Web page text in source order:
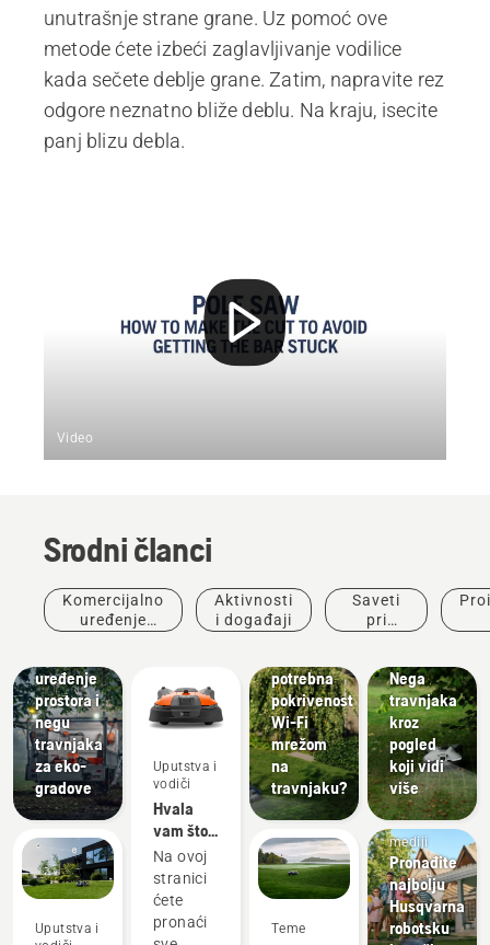
unutrašnje strane grane. Uz pomoć ove
metode ćete izbeći zaglavljivanje vodilice
kada sečete deblje grane. Zatim, napravite rez
odgore neznatno bliže deblu. Na kraju, isecite
panj blizu debla.
Video
Srodni članci
Komercijalno
uređenje
Aktivnosti
i događaji
Saveti
pri
Opštine
Proizvodi
uređenje
prostora i
negu
travnjaka
za eko-
gradove
Uputstva i
Uputstva i
vodiči
Hvala
vam što
ste
izabrali
Husqvarna
Automower™
–
Na ovoj
stranici
ćete
pronaći
Saveti pri
kupovini
Zašto mi
potrebna
pokrivenost
Wi-Fi
mrežom
na
travnjaku?
Teme
Uputstva i
Nega
travnjaka
kroz
pogled
koji vidi
više
Novosti i
mediji
Pronađite
najbolju
Husqvarna
robotsku